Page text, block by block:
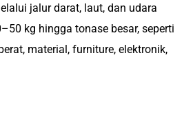
jalur darat, laut, dan udara
kg hingga tonase besar, seperti
material, furniture, elektronik,